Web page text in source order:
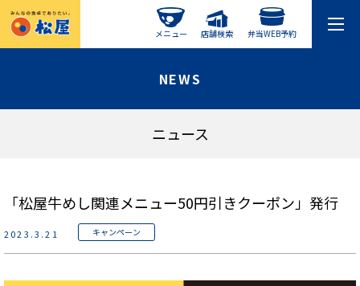
弁当WEB予約
店舗検索
メニュー
NEWS
ニュース
2023.3.21 キャンペーン
「松屋牛めし関連メニュー50円引きクーポン」発行